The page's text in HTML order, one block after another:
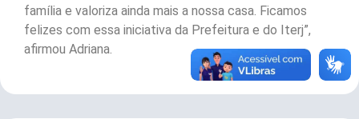
família e valoriza ainda mais a nossa casa. Ficamos
felizes com essa iniciativa da Prefeitura e do Iterj”,
afirmou Adriana.